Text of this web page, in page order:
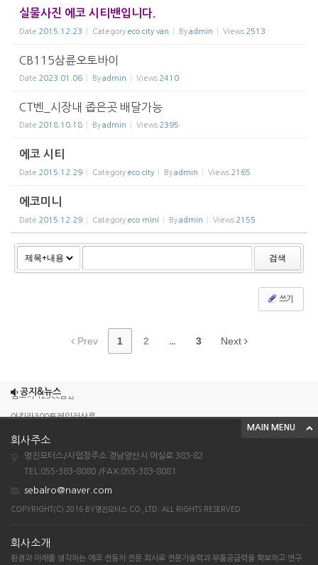
실물사진 에코 시티밴입니다.
Date 2015.12.23 Category eco city van Byadmin Views 2513
CB115삼륜오토바이
Date 2023.01.06 Byadmin Views 2410
CT벤_시장내 좁은곳 배달가능
Date 2018.10.18 Byadmin Views 2395
에코 시티
Date 2015.12.29 Category eco city Byadmin Views 2165
에코미니
Date 2015.12.29 Category eco mini Byadmin Views 2155
검색
쓰기
Prev 1 2 ... 3 Next
공지&뉴스
엠보이 125cc삼륜
아킬라300트레일러삼륜
아킬라300 삼륜
시티밴승용배달용
조이맥스125cc삼륜
아킬라300 삼륜
시티밴승용배달용
MAIN MENU
회사주소
명진모터스/사업장주소:경남양산시 어실로 383-82
TEL:055-383-8080 /FAX:055-383-8081
sebalro@naver.com
COPYRIGHT(C) 2016 BY명진모터스 CO.,LTD. ALL RIGHTS RESERVED.
회사소개
환경과 미래를 생각하는 에코 전동차 전문 회사로 전문기술력과 부품공급력을 확보하고 연구